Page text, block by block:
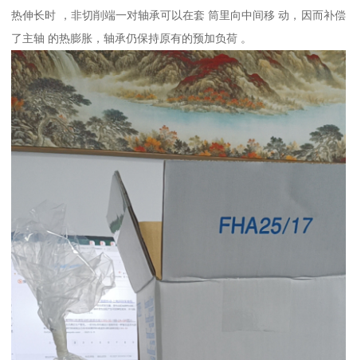
热伸长时 ，非切削端一对轴承可以在套 筒里向中间移 动，因而补偿
了主轴 的热膨胀，轴承仍保持原有的预加负荷 。